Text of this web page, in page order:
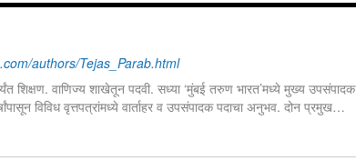
authors/Tejas_Parab.html
शिक्षण. वाणिज्य शाखेतून पदवी. सध्या ‘मुंबई तरुण भारत’मध्ये मुख्य उपसंपादक
विविध वृत्तपत्रांमध्ये वार्ताहर व उपसंपादक पदाचा अनुभव. दोन प्रमुख
बातम्यांबद्दल संशोधन. डिजिटल मीडियासाठी लेखन. डिजिटल मार्केटींग विषयाचा